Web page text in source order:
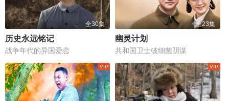
全30集
历史永远铭记
战争年代的异国爱恋
全23集
幽灵计划
共和国卫士破细菌阴谋